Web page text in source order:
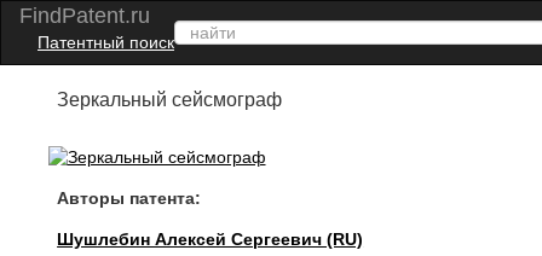
FindPatent.ru
Патентный поиск
Зеркальный сейсмограф
Авторы патента:
Шушлебин Алексей Сергеевич (RU)